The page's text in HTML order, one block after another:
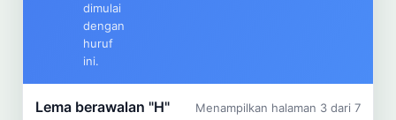
dimulai
dengan
huruf
ini.
Lema berawalan "H" Menampilkan halaman 3 dari 7